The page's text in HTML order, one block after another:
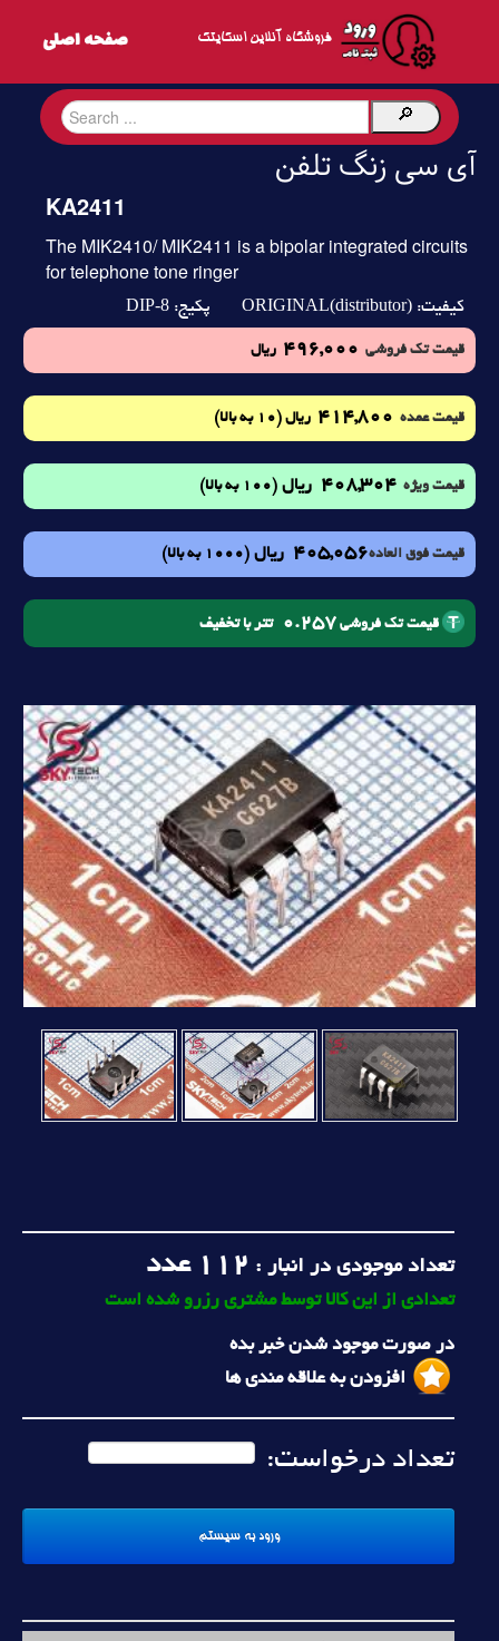
فروشگاه آنلاین اسکایتک
آی سی زنگ تلفن
KA2411
The MIK2410/ MIK2411 is a bipolar integrated circuits
for telephone tone ringer
کیفیت: ORIGINAL(distributor) پکیج: DIP-8
قیمت تک فروشی 496,000 ریال
قیمت عمده 414,800 ریال (10 به بالا)
قیمت ویژه 408,304 ریال (100 به بالا)
قیمت فوق العاده405,056 ریال (1000 به بالا)
قیمت تک فروشی 0.257 تتر با تخفیف
تعداد موجودی در انبار : 112 عدد
تعدادی از این کالا توسط مشتری رزرو شده است
در صورت موجود شدن خبر بده
افزودن به علاقه مندی ها
تعداد درخواست: